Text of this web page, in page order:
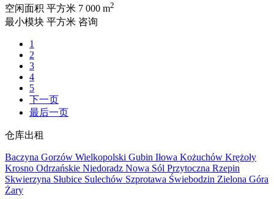
空闲面积 平方米 7 000 m2
最小模块 平方米 咨询
1
2
3
4
5
下一页
最后一页
仓库出租
Baczyna Gorzów Wielkopolski Gubin Iłowa Kożuchów Krężoły
Krosno Odrzańskie Niedoradz Nowa Sól Przytoczna Rzepin
Skwierzyna Słubice Sulechów Szprotawa Świebodzin Zielona Góra
Żary